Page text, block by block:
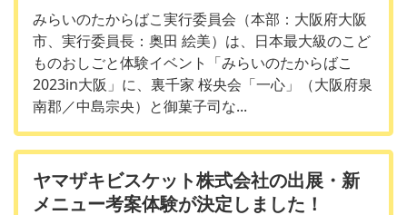
みらいのたからばこ実行委員会（本部：大阪府大阪
市、実行委員長：奥田 絵美）は、日本最大級のこど
ものおしごと体験イベント「みらいのたからばこ
2023in大阪」に、裏千家 桜央会「一心」（大阪府泉
南郡／中島宗央）と御菓子司な...
ヤマザキビスケット株式会社の出展・新
メニュー考案体験が決定しました！